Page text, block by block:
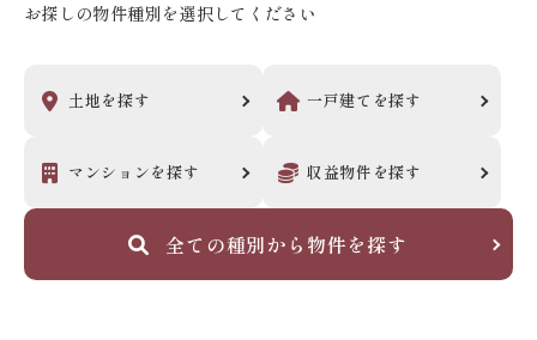
お探しの物件種別を選択してください
土地を探す 一戸建て を探す
マンションを探す 収益物件 を探す
全ての種別から 物件を探す